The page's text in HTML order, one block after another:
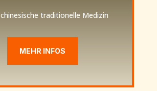
traditionelle Medizin
MEHR INFOS